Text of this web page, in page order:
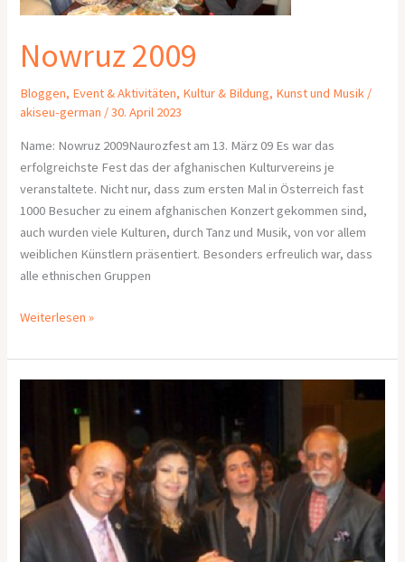
Nowruz 2009
Bloggen, Event & Aktivitäten, Kultur & Bildung, Kunst und Musik /
akiseu-german /30. April 2023
Name: Nowruz 2009Naurozfest am 13. März 09 Es war das
erfolgreichste Fest das der afghanischen Kulturvereins je
veranstaltete. Nicht nur, dass zum ersten Mal in Österreich fast
1000 Besucher zu einem afghanischen Konzert gekommen sind,
auch wurden viele Kulturen, durch Tanz und Musik, von vor allem
weiblichen Künstlern präsentiert. Besonders erfreulich war, dass
alle ethnischen Gruppen
Weiterlesen »
Kulturtreibende
Künstler
هنرمندان
و
فرهنگیان